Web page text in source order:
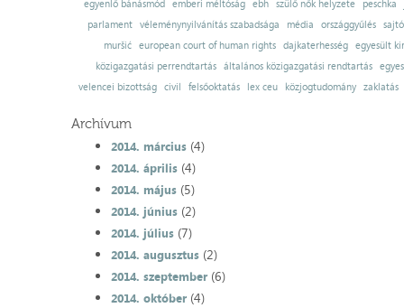
egyenlő bánásmód emberi méltóság ebh szülő nők helyzete
peschka
parlament
véleménynyilvánítás szabadsága média országgyűlés
muršić
european court of human rights dajkaterhesség
egyesült
közigazgatási perrendtartás
általános közigazgatási rendtartás
velencei bizottság
civil felsőoktatás lex ceu közjogtudomány zaklatás
Archívum
2014. március(4)
2014. április(4)
2014. május(5)
2014. június(2)
2014. július(7)
2014. augusztus(2)
2014. szeptember(6)
2014. október(4)